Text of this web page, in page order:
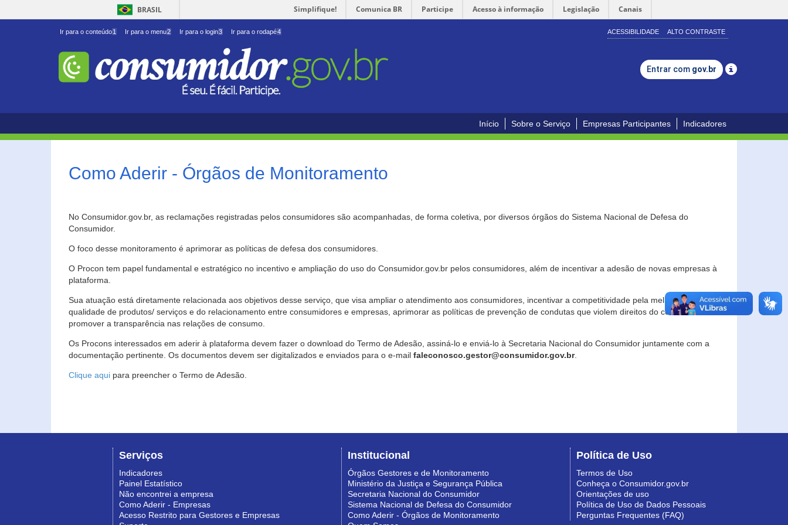
BRASIL Simplifique! Comunica BR Participe Acesso à informação Legislação Canais
Ir para o conteúdo1 Ir para o menu2 Ir para o login3 Ir para o rodapé4 ACESSIBILIDADE ALTO CONTRASTE
Entrar com gov.br
Início Sobre o Serviço Empresas Participantes Indicadores
Como Aderir - Órgãos de Monitoramento
No Consumidor.gov.br, as reclamações registradas pelos consumidores são acompanhadas, de forma coletiva, por diversos órgãos do Sistema Nacional de Defesa do
Consumidor.
O foco desse monitoramento é aprimorar as políticas de defesa dos consumidores.
O Procon tem papel fundamental e estratégico no incentivo e ampliação do uso do Consumidor.gov.br pelos consumidores, além de incentivar a adesão de novas empresas à
plataforma.
Sua atuação está diretamente relacionada aos objetivos desse serviço, que visa ampliar o atendimento aos consumidores, incentivar a competitividade pela melhoria da
qualidade de produtos/ serviços e do relacionamento entre consumidores e empresas, aprimorar as políticas de prevenção de condutas que violem direitos do consumidor e
promover a transparência nas relações de consumo.
Os Procons interessados em aderir à plataforma devem fazer o download do Termo de Adesão, assiná-lo e enviá-lo à Secretaria Nacional do Consumidor juntamente com a
documentação pertinente. Os documentos devem ser digitalizados e enviados para o e-mail faleconosco.gestor@consumidor.gov.br.
Clique aqui para preencher o Termo de Adesão.
Serviços
Indicadores
Painel Estatístico
Não encontrei a empresa
Como Aderir - Empresas
Acesso Restrito para Gestores e Empresas
Institucional
Órgãos Gestores e de Monitoramento
Ministério da Justiça e Segurança Pública
Secretaria Nacional do Consumidor
Sistema Nacional de Defesa do Consumidor
Como Aderir - Órgãos de Monitoramento
Política de Uso
Termos de Uso
Conheça o Consumidor.gov.br
Orientações de uso
Política de Uso de Dados Pessoais
Perguntas Frequentes (FAQ)